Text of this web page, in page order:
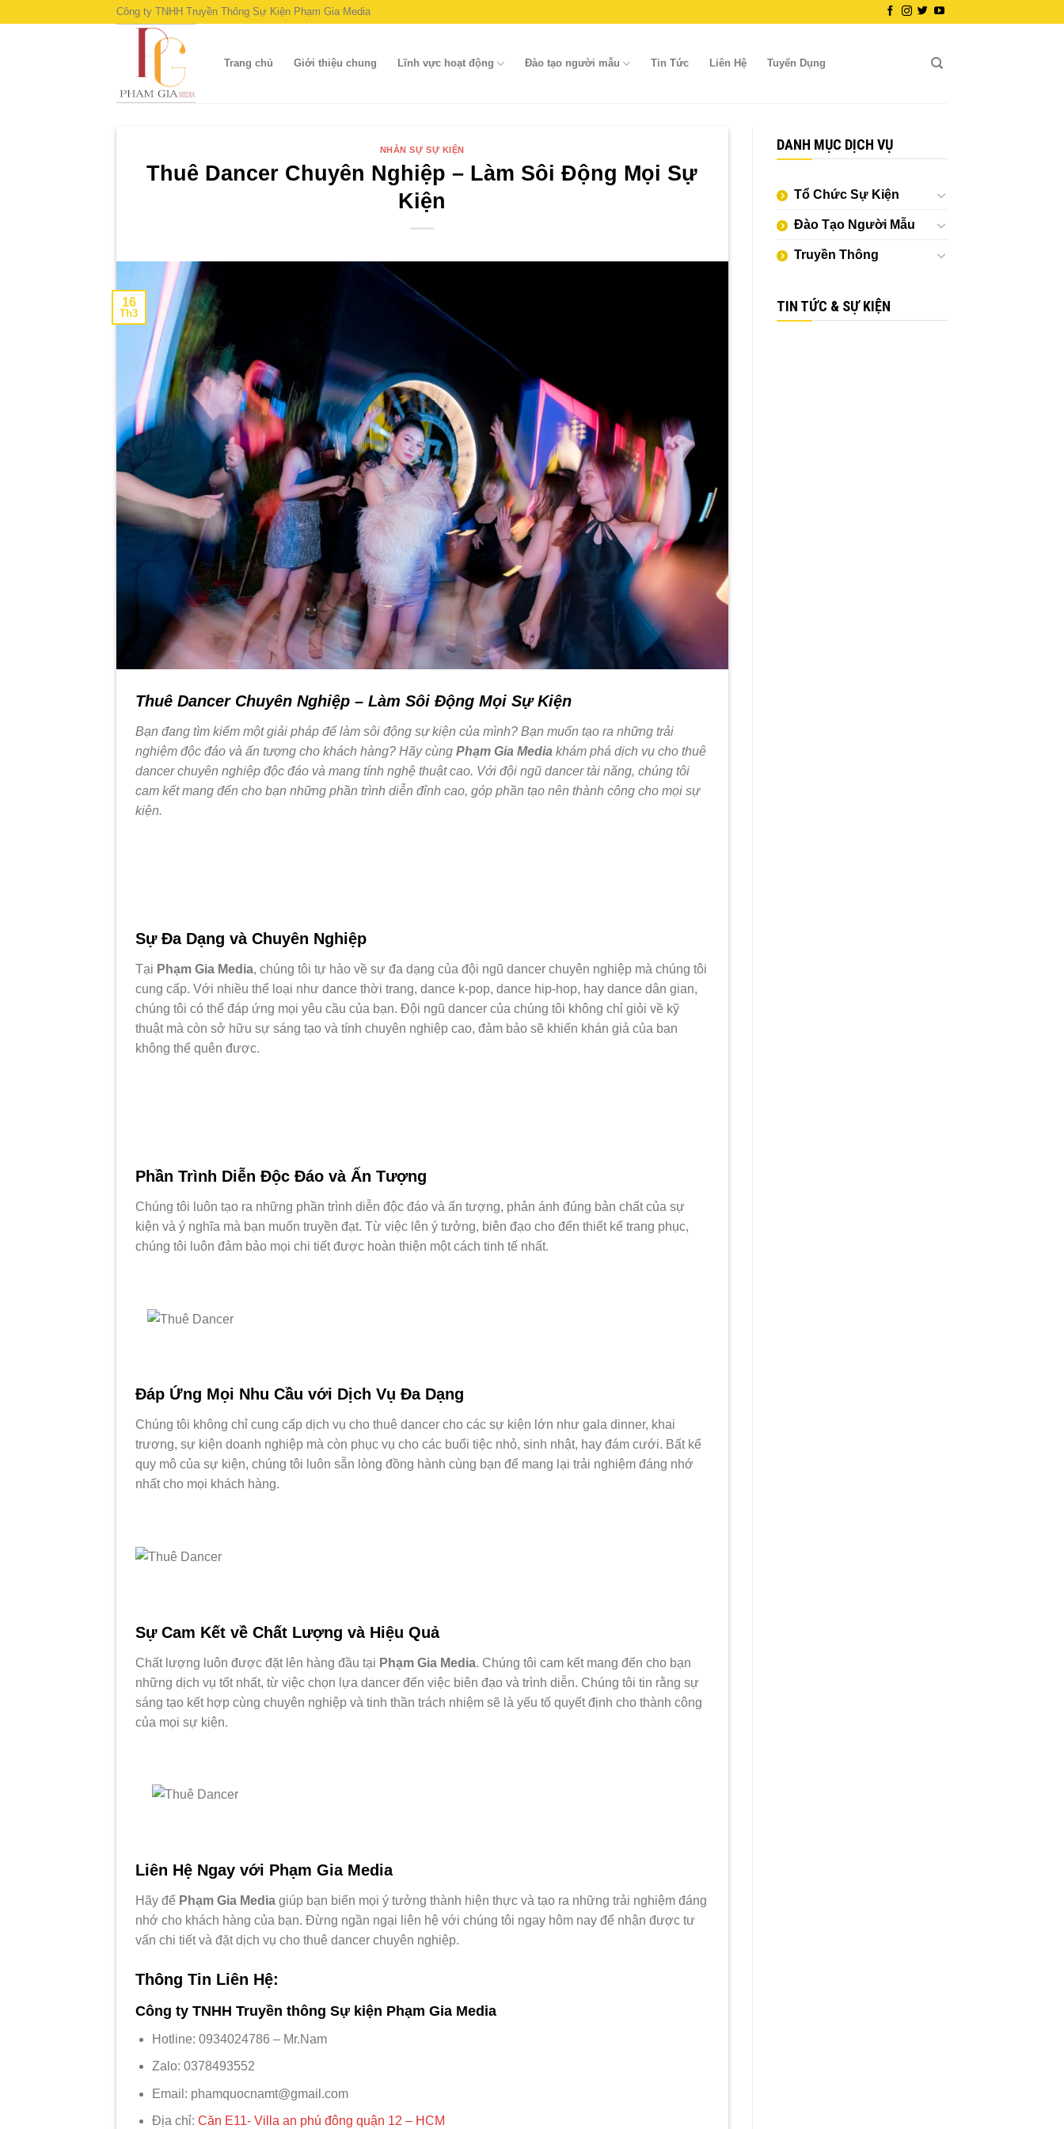
Công ty TNHH Truyền Thông Sự Kiện Phạm Gia Media
Trang chủ Giới thiệu chung Lĩnh vực hoạt động Đào tạo người mẫu Tin Tức Liên Hệ Tuyển Dụng
NHÂN SỰ SỰ KIỆN
Thuê Dancer Chuyên Nghiệp – Làm Sôi Động Mọi Sự
Kiện
16
Th3
Thuê Dancer Chuyên Nghiệp – Làm Sôi Động Mọi Sự Kiện
Bạn đang tìm kiếm một giải pháp để làm sôi động sự kiện của mình? Bạn muốn tạo ra những trải
nghiệm độc đáo và ấn tượng cho khách hàng? Hãy cùng Phạm Gia Media khám phá dịch vụ cho thuê
dancer chuyên nghiệp độc đáo và mang tính nghệ thuật cao. Với đội ngũ dancer tài năng, chúng tôi
cam kết mang đến cho bạn những phần trình diễn đỉnh cao, góp phần tạo nên thành công cho mọi sự
kiện.
Sự Đa Dạng và Chuyên Nghiệp
Tại Phạm Gia Media, chúng tôi tự hào về sự đa dạng của đội ngũ dancer chuyên nghiệp mà chúng tôi
cung cấp. Với nhiều thể loại như dance thời trang, dance k-pop, dance hip-hop, hay dance dân gian,
chúng tôi có thể đáp ứng mọi yêu cầu của bạn. Đội ngũ dancer của chúng tôi không chỉ giỏi về kỹ
thuật mà còn sở hữu sự sáng tạo và tính chuyên nghiệp cao, đảm bảo sẽ khiến khán giả của bạn
không thể quên được.
Phần Trình Diễn Độc Đáo và Ấn Tượng
Chúng tôi luôn tạo ra những phần trình diễn độc đáo và ấn tượng, phản ánh đúng bản chất của sự
kiện và ý nghĩa mà bạn muốn truyền đạt. Từ việc lên ý tưởng, biên đạo cho đến thiết kế trang phục,
chúng tôi luôn đảm bảo mọi chi tiết được hoàn thiện một cách tinh tế nhất.
Đáp Ứng Mọi Nhu Cầu với Dịch Vụ Đa Dạng
Chúng tôi không chỉ cung cấp dịch vụ cho thuê dancer cho các sự kiện lớn như gala dinner, khai
trương, sự kiện doanh nghiệp mà còn phục vụ cho các buổi tiệc nhỏ, sinh nhật, hay đám cưới. Bất kể
quy mô của sự kiện, chúng tôi luôn sẵn lòng đồng hành cùng bạn để mang lại trải nghiệm đáng nhớ
nhất cho mọi khách hàng.
Sự Cam Kết về Chất Lượng và Hiệu Quả
Chất lượng luôn được đặt lên hàng đầu tại Phạm Gia Media. Chúng tôi cam kết mang đến cho bạn
những dịch vụ tốt nhất, từ việc chọn lựa dancer đến việc biên đạo và trình diễn. Chúng tôi tin rằng sự
sáng tạo kết hợp cùng chuyên nghiệp và tinh thần trách nhiệm sẽ là yếu tố quyết định cho thành công
của mọi sự kiện.
Liên Hệ Ngay với Phạm Gia Media
Hãy để Phạm Gia Media giúp bạn biến mọi ý tưởng thành hiện thực và tạo ra những trải nghiệm đáng
nhớ cho khách hàng của bạn. Đừng ngần ngại liên hệ với chúng tôi ngay hôm nay để nhận được tư
vấn chi tiết và đặt dịch vụ cho thuê dancer chuyên nghiệp.
Thông Tin Liên Hệ:
Công ty TNHH Truyền thông Sự kiện Phạm Gia Media
Hotline: 0934024786 – Mr.Nam
Zalo: 0378493552
Email: phamquocnamt@gmail.com
Địa chỉ: Căn E11- Villa an phú đông quận 12 – HCM
DANH MỤC DỊCH VỤ
Tổ Chức Sự Kiện
Đào Tạo Người Mẫu
Truyền Thông
TIN TỨC & SỰ KIỆN